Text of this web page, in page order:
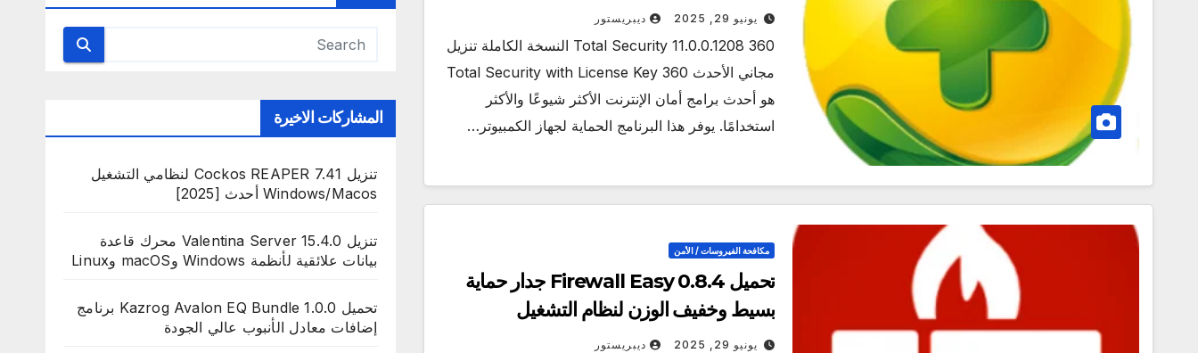
يونيو 29, 2025 ديبريستور
360 Total Security 11.0.0.1208 النسخة الكاملة تنزيل
مجاني الأحدث 360 Total Security with License Key
هو أحدث برامج أمان الإنترنت الأكثر شيوعًا والأكثر
استخدامًا. يوفر هذا البرنامج الحماية لجهاز الكمبيوتر…
مكافحة الفيروسات / الأمن
تحميل Firewall Easy 0.8.4 جدار حماية
بسيط وخفيف الوزن لنظام التشغيل
Windows
يونيو 29, 2025 ديبريستور
المشاركات الاخيرة
تنزيل Cockos REAPER 7.41 لنظامي التشغيل
Windows/Macos أحدث [2025]
تنزيل Valentina Server 15.4.0 محرك قاعدة
بيانات علائقية لأنظمة Windows وmacOS وLinux
تحميل Kazrog Avalon EQ Bundle 1.0.0 برنامج
إضافات معادل الأنبوب عالي الجودة